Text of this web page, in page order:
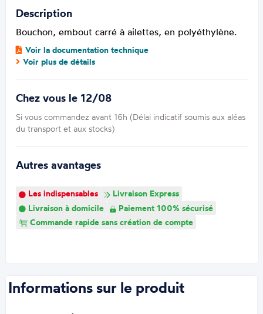
Description
Bouchon, embout carré à ailettes, en polyéthylène.
Voir la documentation technique
Voir plus de détails
Chez vous le 12/08
Si vous commandez avant 16h (Délai indicatif soumis aux aléas
du transport et aux stocks)
Autres avantages
Les indispensables
Livraison Express
Livraison à domicile
Paiement 100% sécurisé
Commande rapide sans création de compte
Informations sur le produit